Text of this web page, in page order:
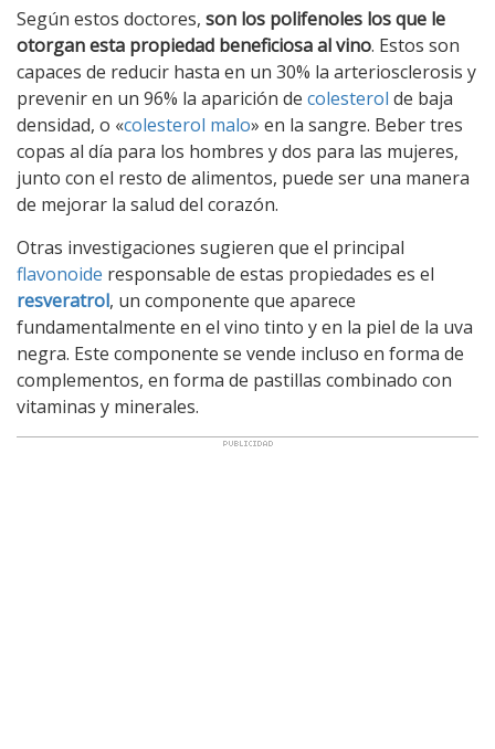
Según estos doctores, son los polifenoles los que le
otorgan esta propiedad beneficiosa al vino. Estos son
capaces de reducir hasta en un 30% la arteriosclerosis y
prevenir en un 96% la aparición de colesterol de baja
densidad, o «colesterol malo» en la sangre. Beber tres
copas al día para los hombres y dos para las mujeres,
junto con el resto de alimentos, puede ser una manera
de mejorar la salud del corazón.
Otras investigaciones sugieren que el principal
flavonoide responsable de estas propiedades es el
resveratrol, un componente que aparece
fundamentalmente en el vino tinto y en la piel de la uva
negra. Este componente se vende incluso en forma de
complementos, en forma de pastillas combinado con
vitaminas y minerales.